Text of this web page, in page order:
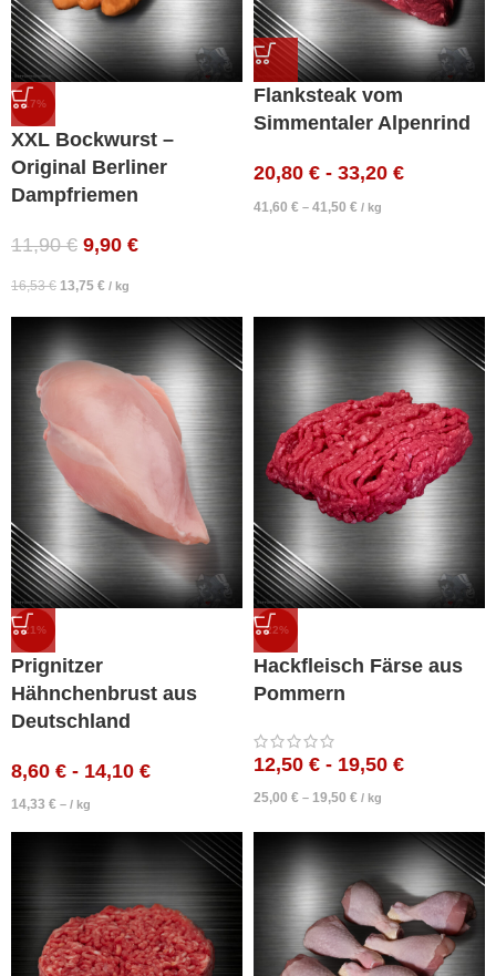
-17%
XXL Bockwurst –
Original Berliner
Dampfriemen
11,90€ 9,90 €
16,53€ 13,75 € / kg
Flanksteak vom
Simmentaler Alpenrind
20,80 € - 33,20 €
41,60 € – 41,50 € / kg
-21%
Prignitzer
Hähnchenbrust aus
Deutschland
8,60 € - 14,10 €
14,33 € – / kg
-22%
Hackfleisch Färse aus
Pommern
12,50 € - 19,50 €
25,00 € – 19,50 € / kg